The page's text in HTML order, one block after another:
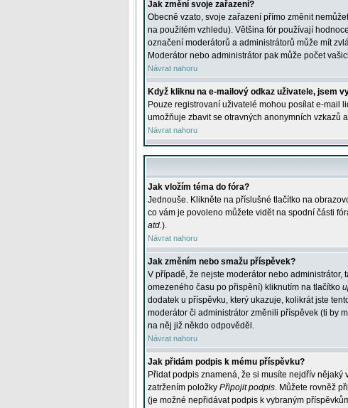
Jak změní svoje zařazení?
Obecně vzato, svoje zařazení přímo změnit
na použitém vzhledu). Většina fór používají
označení moderátorů a administrátorů může mít
Moderátor nebo administrátor pak může počet
Návrat nahoru
Když kliknu na e-mailový odkaz uživatele, jsem
Pouze registrovaní uživatelé mohou posílat e-mail
umožňuje zbavit se otravných anonymních vzkazů
Návrat nahoru
Jak vložím téma do fóra?
Jednouše. Klikněte na příslušné tlačítko na
co vám je povoleno můžete vidět na spodní části
atd.).
Návrat nahoru
Jak změním nebo smažu příspěvek?
V případě, že nejste moderátor nebo
omezeného času po přispění) kliknutím na tlačítko
dodatek u příspěvku, který ukazuje, kolikrát jste
moderátor či administrátor změnili příspěvek (ti by
na něj již někdo odpověděl.
Návrat nahoru
Jak přidám podpis k mému příspěvku?
Přidat podpis znamená, že si musíte nejdřív nějaký
zatržením položky Připojit podpis. Můžete rovněž
(je možné nepřidávat podpis k vybraným